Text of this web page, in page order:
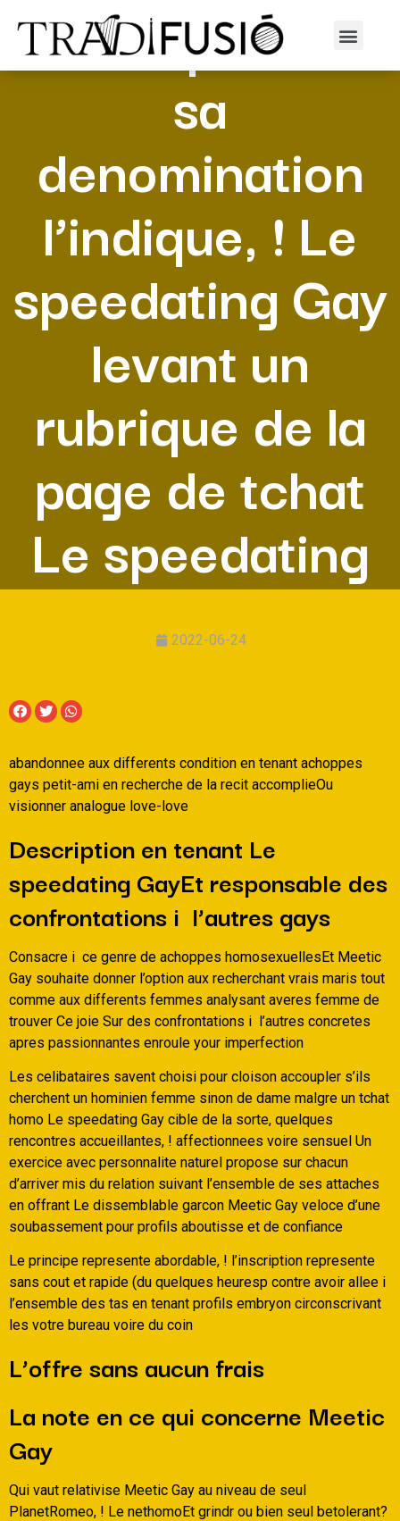
Identiquement
sa
denomination
l’indique, ! Le
speedating Gay
levant un
rubrique de la
page de tchat
Le speedating
2022-06-24
abandonnee aux differents condition en tenant achoppes
gays petit-ami en recherche de la recit accomplieOu
visionner analogue love-love
Description en tenant Le
speedating GayEt responsable des
confrontations i l’autres gays
Consacre i ce genre de achoppes homosexuellesEt Meetic
Gay souhaite donner l’option aux recherchant vrais maris tout
comme aux differents femmes analysant averes femme de
trouver Ce joie Sur des confrontations i l’autres concretes
apres passionnantes enroule your imperfection
Les celibataires savent choisi pour cloison accoupler s’ils
cherchent un hominien femme sinon de dame malgre un tchat
homo Le speedating Gay cible de la sorte, quelques
rencontres accueillantes, ! affectionnees voire sensuel Un
exercice avec personnalite naturel propose sur chacun
d’arriver mis du relation suivant l’ensemble de ses attaches
en offrant Le dissemblable garcon Meetic Gay veloce d’une
soubassement pour profils aboutisse et de confiance
Le principe represente abordable, ! l’inscription represente
sans cout et rapide (du quelques heuresp contre avoir allee i
l’ensemble des tas en tenant profils embryon circonscrivant
les votre bureau voire du coin
L’offre sans aucun frais
La note en ce qui concerne Meetic
Gay
Qui vaut relativise Meetic Gay au niveau de seul
PlanetRomeo, ! Le nethomoEt grindr ou bien seul betolerant?